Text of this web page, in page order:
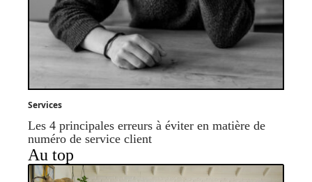
Services
Les 4 principales erreurs à éviter en matière de
numéro de service client
Au top